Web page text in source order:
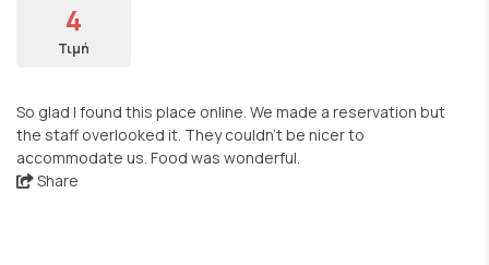
4
Τιμή
So glad I found this place online. We made a reservation but
the staff overlooked it. They couldn’t be nicer to
accommodate us. Food was wonderful.
Share